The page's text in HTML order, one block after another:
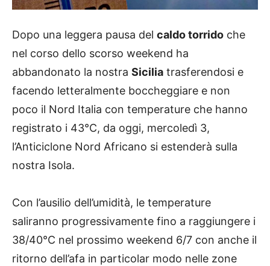
Dopo una leggera pausa del caldo torrido che
nel corso dello scorso weekend ha
abbandonato la nostra Sicilia trasferendosi e
facendo letteralmente boccheggiare e non
poco il Nord Italia con temperature che hanno
registrato i 43°C, da oggi, mercoledì 3,
l’Anticiclone Nord Africano si estenderà sulla
nostra Isola.
Con l’ausilio dell’umidità, le temperature
saliranno progressivamente fino a raggiungere i
38/40°C nel prossimo weekend 6/7 con anche il
ritorno dell’afa in particolar modo nelle zone